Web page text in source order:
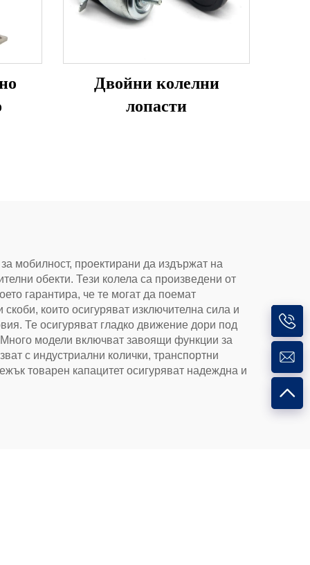
Двойни колелни
лопасти
мобилност, проектирани да издържат на
обекти. Тези колела са произведени от
гарантира, че те могат да поемат
които осигуряват изключителна сила и
Те осигуряват гладко движение дори под
модели включват завоящи функции за
с индустриални колички, транспортни
товарен капацитет осигуряват надеждна и